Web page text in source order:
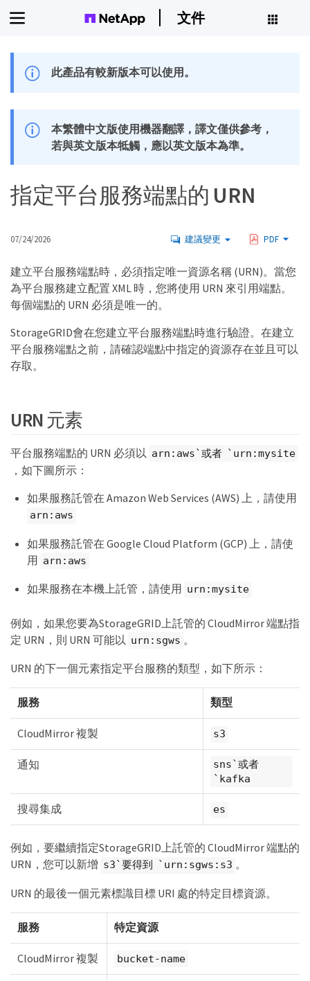
文件
此產品有較新版本可以使用。
本繁體中文版使用機器翻譯，譯文僅供參考，
若與英文版本牴觸，應以英文版本為準。
指定平台服務端點的 URN
07/24/2026 建議變更 PDF
建立平台服務端點時，必須指定唯一資源名稱 (URN)。當您
為平台服務建立配置 XML 時，您將使用 URN 來引用端點。
每個端點的 URN 必須是唯一的。
StorageGRID會在您建立平台服務端點時進行驗證。在建立
平台服務端點之前，請確認端點中指定的資源存在並且可以
存取。
URN 元素
平台服務端點的 URN 必須以 arn:aws`或者 `urn:mysite
，如下圖所示：
如果服務託管在 Amazon Web Services (AWS) 上，請使用
arn:aws
如果服務託管在 Google Cloud Platform (GCP) 上，請使
用 arn:aws
如果服務在本機上託管，請使用 urn:mysite
例如，如果您要為StorageGRID上託管的 CloudMirror 端點指
定 URN，則 URN 可能以 urn:sgws 。
URN 的下一個元素指定平台服務的類型，如下所示：
服務 類型
CloudMirror 複製 s3
通知
sns`或者
`kafka
搜尋集成 es
例如，要繼續指定StorageGRID上託管的 CloudMirror 端點的
URN，您可以新增 s3`要得到 `urn:sgws:s3 。
URN 的最後一個元素標識目標 URI 處的特定目標資源。
服務 特定資源
CloudMirror 複製 bucket-name